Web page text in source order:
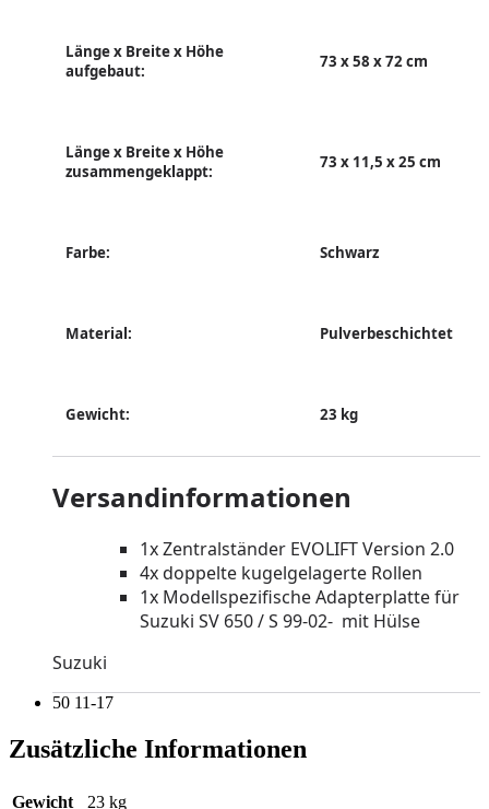
Länge x Breite x Höhe
aufgebaut:
73 x 58 x 72 cm
Länge x Breite x Höhe
zusammengeklappt:
73 x 11,5 x 25 cm
Farbe: Schwarz
Material: Pulverbeschichtet
Gewicht: 23 kg
Versandinformationen
1x Zentralständer EVOLIFT Version 2.0
4x doppelte kugelgelagerte Rollen
1x Modellspezifische Adapterplatte für
Suzuki SV 650 / S 99-02- mit Hülse
Suzuki
50 11-17
Zusätzliche Informationen
Gewicht 23 kg